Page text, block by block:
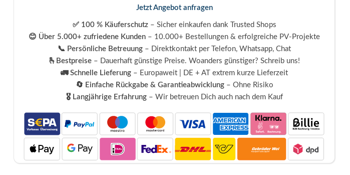
Jetzt Angebot anfragen
✅ 100 % Käuferschutz– Sicher einkaufen dank Trusted Shops
😊 Über 5.000+ zufriedene Kunden – 10.000+ Bestellungen & erfolgreiche PV-Projekte
📞 Persönliche Betreuung – Direktkontakt per Telefon, Whatsapp, Chat
🫰Bestpreise – Dauerhaft günstige Preise. Woanders günstiger? Schreib uns!
🚛 Schnelle Lieferung – Europaweit | DE + AT extrem kurze Lieferzeit
🔄 Einfache Rückgabe & Garantieabwicklung– Ohne Risiko
🎖️ Langjährige Erfahrung– Wir betreuen Dich auch nach dem Kauf